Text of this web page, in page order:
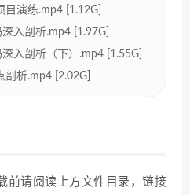
演练.mp4 [1.12G]
入剖析.mp4 [1.97G]
入剖析（下）.mp4 [1.55G]
析.mp4 [2.02G]
前请阅读上方文件目录，链接